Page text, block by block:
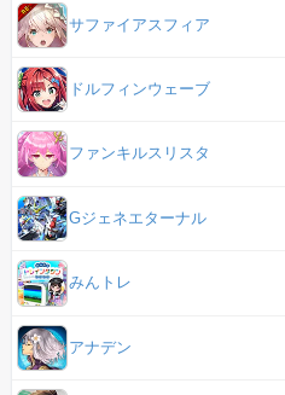
サファイアスフィア
ドルフィンウェーブ
ファンキルスリスタ
Gジェネエターナル
みんトレ
アナデン